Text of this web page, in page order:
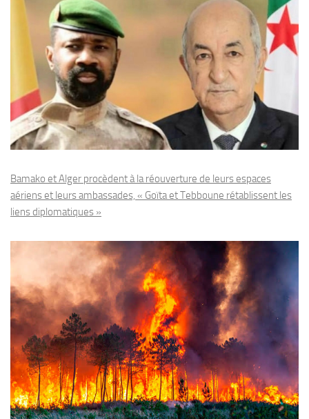
Bamako et Alger procèdent à la réouverture de leurs espaces
aériens et leurs ambassades, « Goïta et Tebboune rétablissent les
liens diplomatiques »